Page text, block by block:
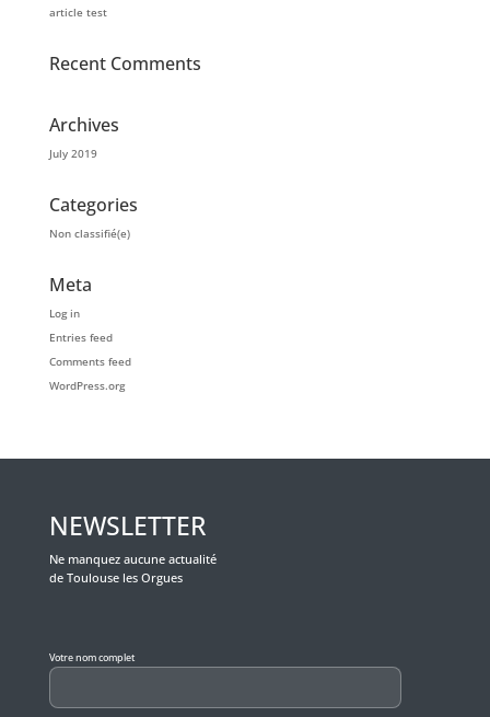
article test
Recent Comments
Archives
July 2019
Categories
Non classifié(e)
Meta
Log in
Entries feed
Comments feed
WordPress.org
NEWSLETTER
Ne manquez aucune actualité
de Toulouse les Orgues
Votre nom complet